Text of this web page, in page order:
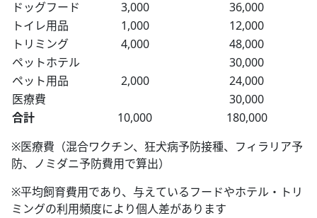
ドッグフード 3,000
36,000
トイレ用品
1,000
12,000
トリミング
4,000
48,000
ペットホテル
30,000
ペット用品
2,000
24,000
医療費
30,000
合計
10,000
180,000
※医療費（混合ワクチン、狂犬病予防接種、フィラリア予
防、ノミダニ予防費用で算出）
※平均飼育費用であり、与えているフードやホテル・トリ
ミングの利用頻度により個人差があります